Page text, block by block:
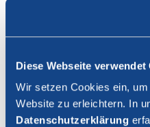
Diese Webseite verwendet
Wir setzen Cookies ein,
Website zu erleichtern. In
Datenschutzerklärung
FR
Connexion
Fermer la recherche